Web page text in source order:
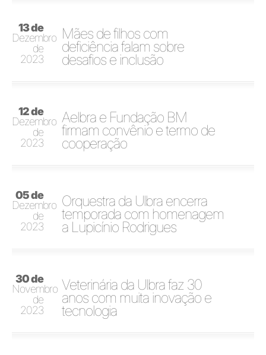
13 de
Dezembro
de
2023
Mães de filhos com
deficiência falam sobre
desafios e inclusão
12 de
Dezembro
de
2023
Aelbra e Fundação BM
firmam convênio e termo de
cooperação
05 de
Dezembro
de
2023
Orquestra da Ulbra encerra
temporada com homenagem
a Lupicínio Rodrigues
30 de
Novembro
de
2023
Veterinária da Ulbra faz 30
anos com muita inovação e
tecnologia